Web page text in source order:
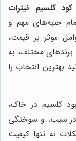
کود کلسیم نیترات
جنبه‌های مهم و
موثر بر قیمت،
مختلف، به
بهترین انتخاب را
کلسیم در خاک،
در سیب، و سوختگی
نه تنها کیفیت